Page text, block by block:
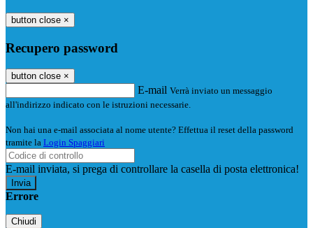
button close ×
Recupero password
button close ×
E-mail Verrà inviato un messaggio
all'indirizzo indicato con le istruzioni necessarie.
Non hai una e-mail associata al nome utente? Effettua il reset della password
tramite la Login Spaggiari
E-mail inviata, si prega di controllare la casella di posta elettronica!
Errore
Chiudi